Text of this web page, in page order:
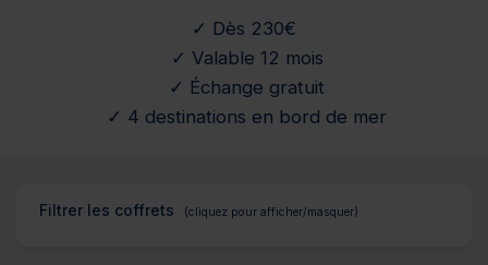
✓ Dès 230€
✓ Valable 12 mois
✓ Échange gratuit
✓ 4 destinations en bord de mer
Filtrer les coffrets